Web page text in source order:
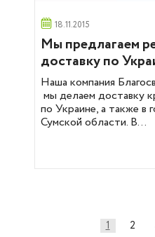
18.11.2015
Мы предлагаем
доставку по
Наша компания
мы делаем доставку
по Украине, а также в
Сумской области. В...
1 2